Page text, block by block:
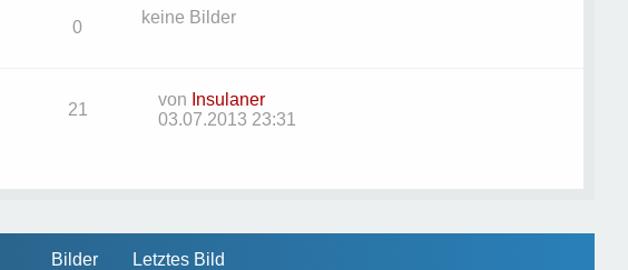
0
keine Bilder
21
von Insulaner
03.07.2013 23:31
Bilder Letztes Bild